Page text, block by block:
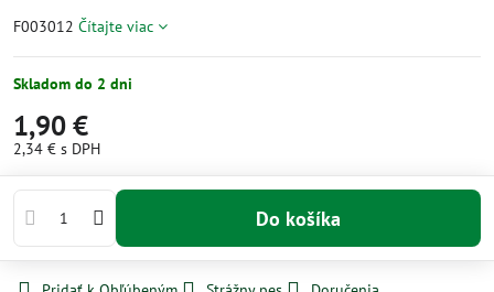
F003012 Čítajte viac
Skladom do 2 dni
1,90 €
2,34 € s DPH
Do košíka